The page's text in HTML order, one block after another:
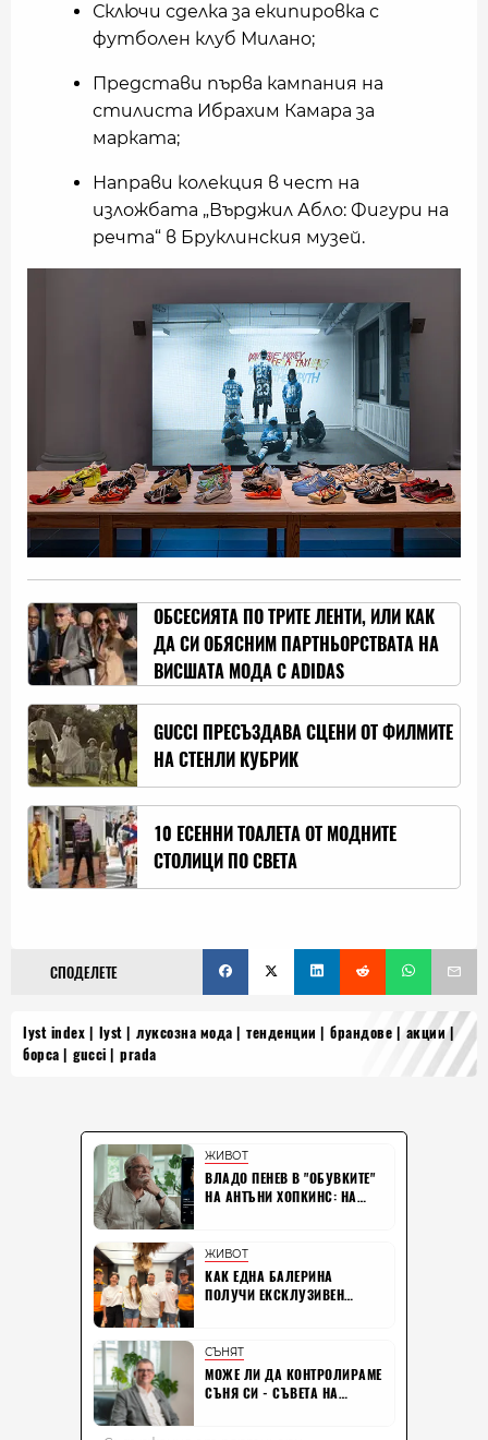
Сключи сделка за екипировка с
футболен клуб Миланo;
Представи първа кампания на
стилиста Ибрахим Камара за
марката;
Направи колекция в чест на
изложбата „Върджил Абло: Фигури на
речта“ в Бруклинския музей.
ОБСЕСИЯТА ПО ТРИТЕ ЛЕНТИ, ИЛИ КАК
ДА СИ ОБЯСНИМ ПАРТНЬОРСТВАТА НА
ВИСШАТА МОДА С ADIDAS
GUCCI ПРЕСЪЗДАВА СЦЕНИ ОТ ФИЛМИТЕ
НА СТЕНЛИ КУБРИК
10 ЕСЕННИ ТОАЛЕТА ОТ МОДНИТЕ
СТОЛИЦИ ПО СВЕТА
СПОДЕЛЕТЕ
lyst index lyst луксозна мода тенденции брандове
акции
борса
gucci prada